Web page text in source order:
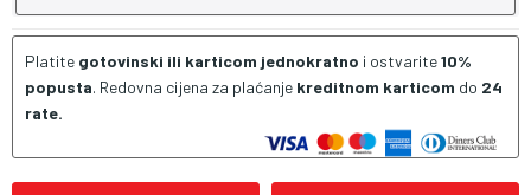
Platite gotovinski ili karticom jednokratno i ostvarite10%
popusta. Redovna cijena za plaćanje kreditnom karticom do 24
rate.